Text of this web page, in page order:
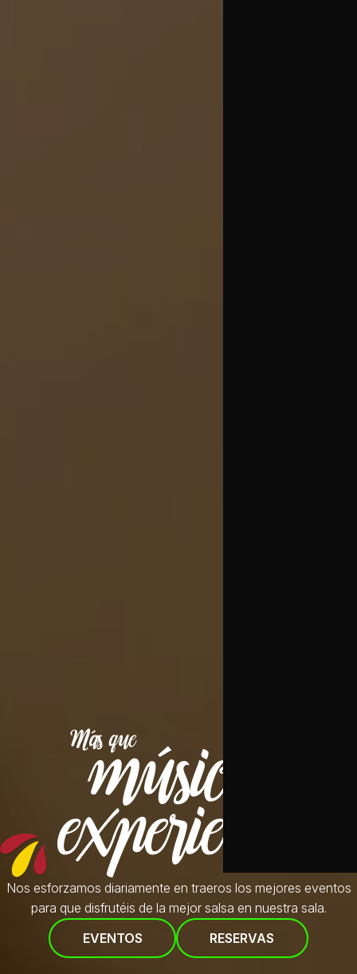
Nos esforzamos diariamente en traeros los mejores eventos
para que disfrutéis de la mejor salsa en nuestra sala.
EVENTOS
RESERVAS